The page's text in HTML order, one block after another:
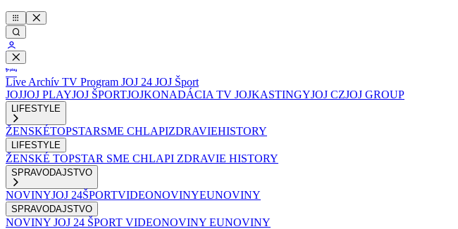
Live Archív TV Program JOJ 24 JOJ Šport
JOJJOJ PLAYJOJ ŠPORTJOJKONADÁCIA TV JOJKASTINGYJOJ CZJOJ GROUP
LIFESTYLE
ŽENSKÉTOPSTARSME CHLAPIZDRAVIEHISTORY
LIFESTYLE
ŽENSKÉ TOPSTAR SME CHLAPI ZDRAVIE HISTORY
SPRAVODAJSTVO
NOVINYJOJ 24ŠPORTVIDEONOVINYEUNOVINY
SPRAVODAJSTVO
NOVINY JOJ 24 ŠPORT VIDEONOVINY EUNOVINY